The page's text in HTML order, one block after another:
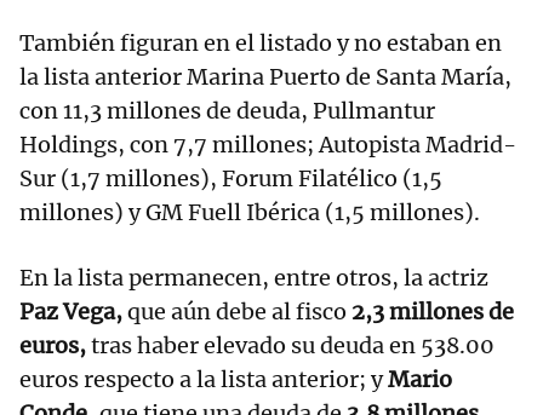
También figuran en el listado y no estaban en
la lista anterior Marina Puerto de Santa María,
con 11,3 millones de deuda, Pullmantur
Holdings, con 7,7 millones; Autopista Madrid-
Sur (1,7 millones), Forum Filatélico (1,5
millones) y GM Fuell Ibérica (1,5 millones).
En la lista permanecen, entre otros, la actriz
Paz Vega,que aún debe al fisco 2,3 millones de
euros,tras haber elevado su deuda en 538.00
euros respecto a la lista anterior; yMario